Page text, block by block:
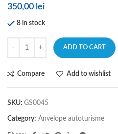
350,00 lei
8 in stock
ADD TO CART
Compare Add to wishlist
SKU: GS0045
Category: Anvelope autoturisme